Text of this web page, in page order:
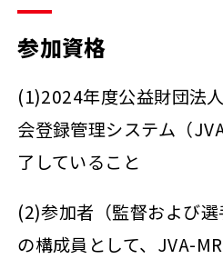
参加資格
(1)2024年度公益財団法
会登録管理システム（
了していること
(2)参加者（監督および
の構成員として、JVA-